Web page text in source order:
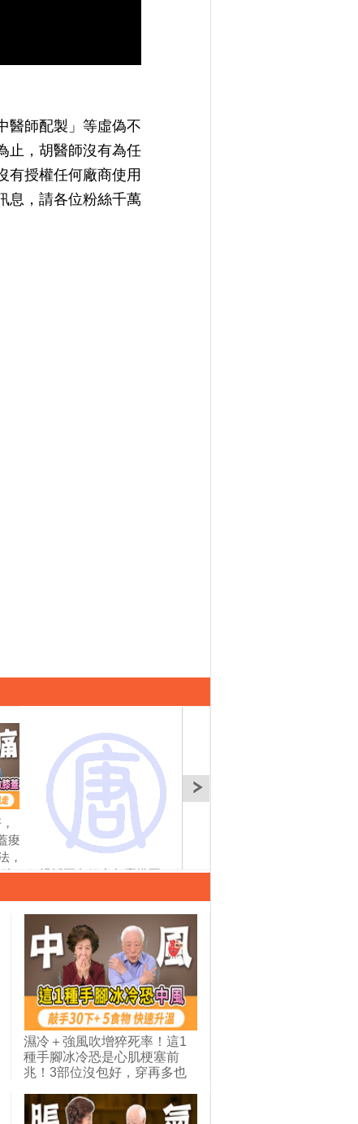
醫師配製」等虛偽不
止，胡醫師沒有為任
有授權任何廠商使用
息，請各位粉絲千萬
痠
，
80歲胡爺爺帥到網友讚
爆，60歲阿嬤靠穿搭當
選社長！國際形象顧問
親授五色組合怎麼搭不
分辨冷暖膚色｜胡乃文
開講 ft. 形象顧問
Lavi_347
按1特效穴，讓甲狀腺消
癌變。甲狀腺亢進低下
要少吃這3類食物｜胡乃
文開講＿348
濕冷＋強風吹增猝死率！這1
種手腳冰冷恐是心肌梗塞前
兆！3部位沒包好，穿再多也
補腎通經絡穩血壓。1張紙讓
腳升溫8度，5種發熱食物，手